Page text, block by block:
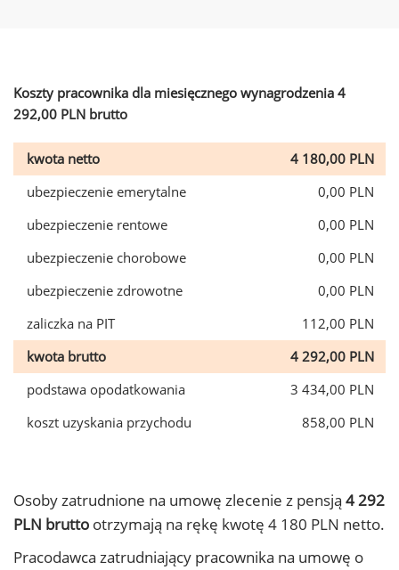
Koszty pracownika dla miesięcznego wynagrodzenia 4
292,00 PLN brutto
kwota netto
4 180,00 PLN
ubezpieczenie emerytalne
0,00 PLN
ubezpieczenie rentowe
0,00 PLN
ubezpieczenie chorobowe
0,00 PLN
ubezpieczenie zdrowotne
0,00 PLN
zaliczka na PIT
112,00 PLN
kwota brutto
4 292,00 PLN
podstawa opodatkowania
3 434,00 PLN
koszt uzyskania przychodu
858,00 PLN
Osoby zatrudnione na umowę zlecenie z pensją 4 292
PLN brutto otrzymają na rękę kwotę 4 180 PLN netto.
Pracodawca zatrudniający pracownika na umowę o